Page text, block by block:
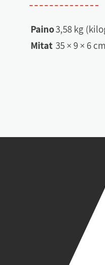
Paino3,58 kg
Mitat 35 × 9 × 6